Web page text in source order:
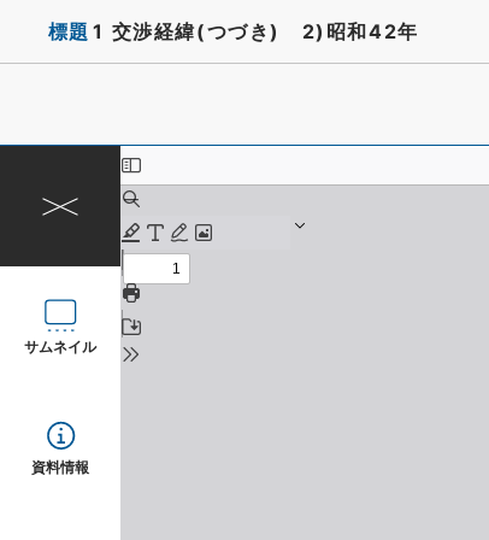
標題 1 交渉経緯(つづき) 2)昭和42年
サムネイル
資料情報